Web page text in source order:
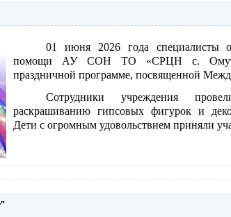
01 июня 2026 года специалисты
помощи АУ СОН ТО «СРЦН с.
праздничной программе, посвященной
Сотрудники учреждения
раскрашиванию гипсовых фигурок и
Дети с огромным удовольствием приняли